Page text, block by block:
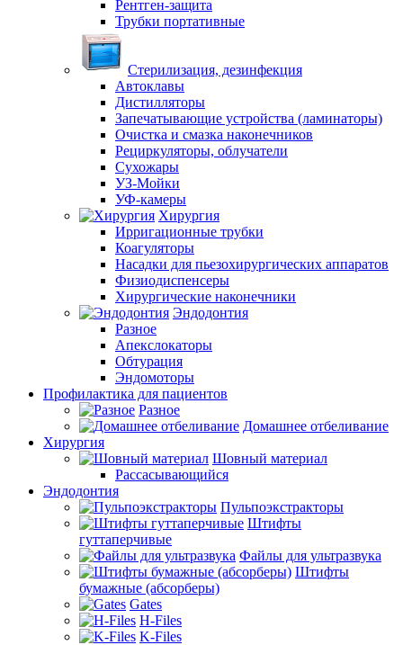
Рентген-защита
Трубки портативные
Стерилизация, дезинфекция
Автоклавы
Дистилляторы
Запечатывающие устройства (ламинаторы)
Очистка и смазка наконечников
Рециркуляторы, облучатели
Сухожары
УЗ-Мойки
УФ-камеры
Хирургия
Ирригационные трубки
Коагуляторы
Насадки для пьезохирургических аппаратов
Физиодиспенсеры
Хирургические наконечники
Эндодонтия
Разное
Апекслокаторы
Обтурация
Эндомоторы
Профилактика для пациентов
Разное
Домашнее отбеливание
Хирургия
Шовный материал
Рассасывающийся
Эндодонтия
Пульпоэкстракторы
Штифты
гуттаперчивые
Файлы для ультразвука
Штифты
бумажные (абсорберы)
Gates
H-Files
K-Files